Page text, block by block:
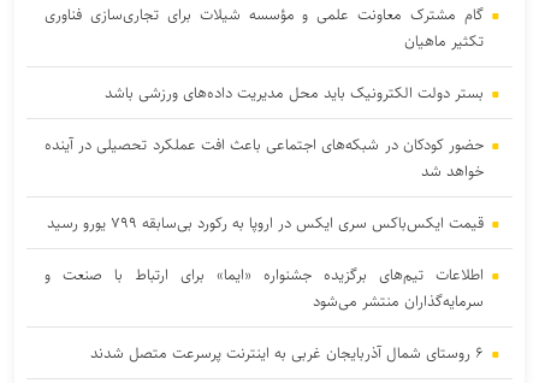
گام مشترک معاونت علمی و مؤسسه شیلات برای تجاری‌سازی فناوری
تکثیر ماهیان
بستر دولت الکترونیک باید محل مدیریت داده‌‌های ورزشی باشد
حضور کودکان در شبکه‌های اجتماعی باعث افت عملکرد تحصیلی در آینده
خواهد شد
قیمت ایکس‌باکس سری ایکس در اروپا به رکورد بی‌سابقه ۷۹۹ یورو رسید
اطلاعات تیم‌های برگزیده جشنواره «ایما» برای ارتباط با صنعت و
سرمایه‌گذاران منتشر می‌شود
۶ روستای شمال آذربایجان غربی به اینترنت پرسرعت متصل شدند